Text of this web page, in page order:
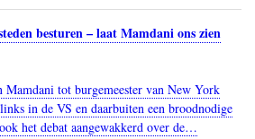
besturen – laat Mamdani ons zien
tot burgemeester van New York
in de VS en daarbuiten een broodnodige
het debat aangewakkerd over de…